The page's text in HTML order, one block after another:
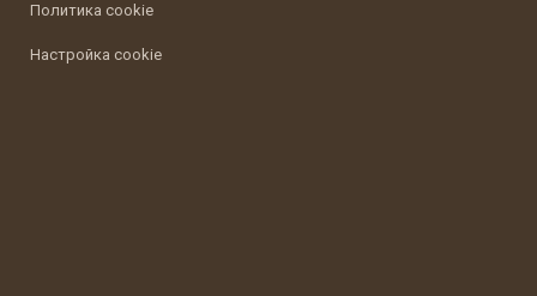
Политика cookie
Настройка cookie